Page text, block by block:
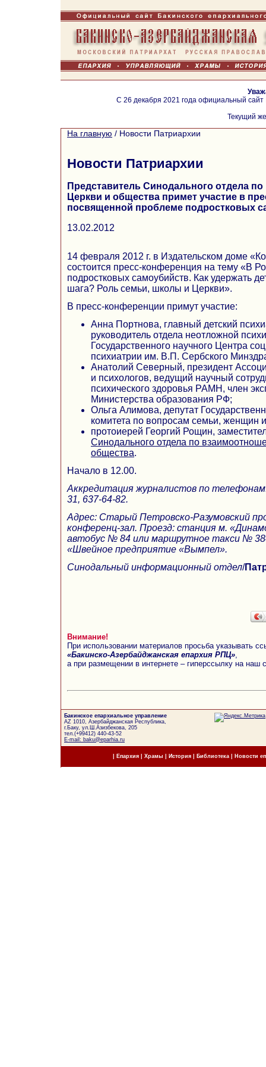
С 26 декабря 2021 года официальный
Текущий
На главную / Новости Патриархии
Новости Патриархии
Представитель Синодального отдела
Церкви и общества примет участие в
посвященной проблеме подростковых
13.02.2012
14 февраля 2012 г. в Издательском доме
состоится пресс-конференция на тему «В
подростковых самоубийств. Как удержать
шага? Роль семьи, школы и Церкви».
В пресс-конференции примут участие:
Анна Портнова, главный детский
руководитель отдела неотложной
Государственного научного Центра
психиатрии им. В.П. Сербского
Анатолий Северный, президент
и психологов, ведущий научный
психического здоровья РАМН, член
Министерства образования РФ;
Ольга Алимова, депутат
комитета по вопросам семьи, женщин
протоиерей Георгий Рощин,
Синодального отдела по
общества.
Начало в 12.00.
Аккредитация журналистов по
31, 637-64-82.
Адрес: Старый Петровско-Разумовский
конференц-зал. Проезд: станция м.
автобус № 84 или маршрутное такси №
«Швейное предприятие «Вымпел».
Синодальный информационный отдел/
Внимание!
При использовании материалов просьба указывать
«Бакинско-Азербайджанская епархия РПЦ»
а при размещении в интернете – гиперссылку на наш
Бакинское епархиальное управление
AZ 1010, Азербайджанская Республика,
г.Баку, ул.Ш.Азизбекова, 205
тел.(+99412) 440-43-52
E-mail: baku@eparhia.ru
Епархия| Храмы История| Библиотека Новости